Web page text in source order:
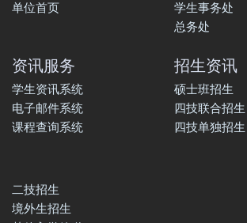
单位首页
学生事务处
总务处
资讯服务
学生资讯系统
电子邮件系统
课程查询系统
招生资讯
硕士班招生
四技联合招生
四技单独招生
二技招生
境外生招生